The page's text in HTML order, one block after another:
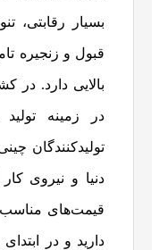
بسیار رقابتی،
قبول و زنجیره
بالایی دارد. در
در زمینه
تولیدکنندگان
دنیا و نیروی
قیمت‌های مناسب
دارید و در